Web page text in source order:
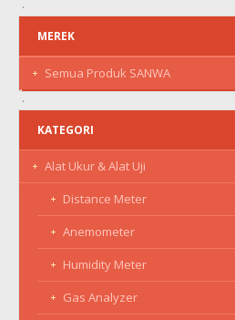
MEREK
Semua Produk SANWA
KATEGORI
Alat Ukur & Alat Uji
Distance Meter
Anemometer
Humidity Meter
Gas Analyzer